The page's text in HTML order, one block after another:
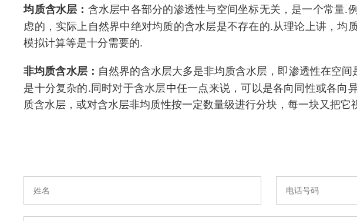
均质含水层： 含水层中各部分的渗透性与空间坐标无关，是一个常量.
虑的，实际上自然界中绝对均质的含水层是不存在的.从理论上讲，
模拟计算等是十分需要的.
非均质含水层： 自然界的含水层大多是非均质含水层，即渗透性在空
是十分复杂的.同时对于含水层中任一点来说，可以是各向同性或各
质含水层，或对含水层非均质性按一定数量级进行分块，每一块又把它